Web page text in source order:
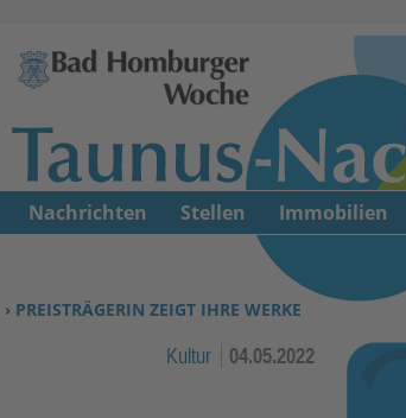
Zum Inhalt springen ↓
› PREISTRÄGERIN ZEIGT IHRE WERKE
Kultur 04.05.2022
Nachrichten Stellen Immobilien